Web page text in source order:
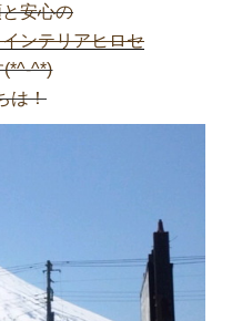
安心の
ンテリアヒロセ
(*^-^*)
は！